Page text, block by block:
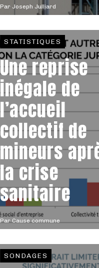
Par Joseph Julliard
ParCause commune
STATISTIQUES
Une reprise
inégale de
l’accueil
collectif de
mineurs
la crise
sanitaire
SONDAGES